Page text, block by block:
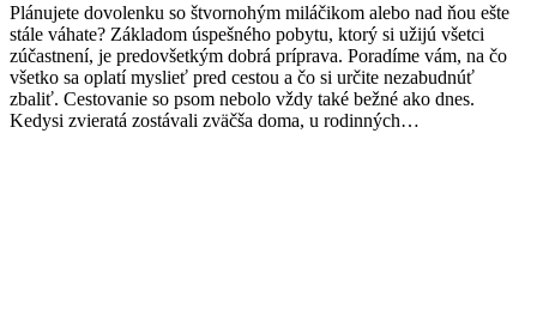
Plánujete dovolenku so štvornohým miláčikom alebo nad ňou ešte
stále váhate? Základom úspešného pobytu, ktorý si užijú všetci
zúčastnení, je predovšetkým dobrá príprava. Poradíme vám, na čo
všetko sa oplatí myslieť pred cestou a čo si určite nezabudnúť
zbaliť. Cestovanie so psom nebolo vždy také bežné ako dnes.
Kedysi zvieratá zostávali zväčša doma, u rodinných…